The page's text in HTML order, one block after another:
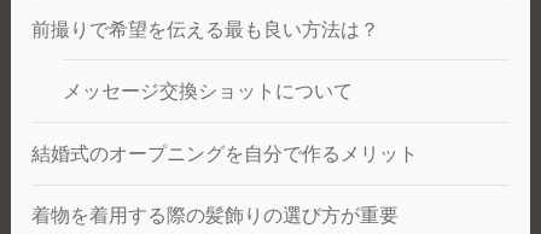
前撮りで希望を伝える最も良い方法は？
メッセージ交換ショットについて
結婚式のオープニングを自分で作るメリット
着物を着用する際の髪飾りの選び方が重要